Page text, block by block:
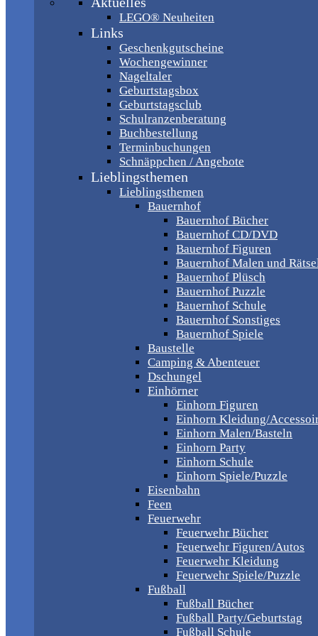
LEGO® Neuheiten
Links
Geschenkgutscheine
Wochengewinner
Nageltaler
Geburtstagsbox
Geburtstagsclub
Schulranzenberatung
Buchbestellung
Terminbuchungen
Schnäppchen / Angebote
Lieblingsthemen
Lieblingsthemen
Bauernhof
Bauernhof Bücher
Bauernhof CD/DVD
Bauernhof Figuren
Bauernhof Malen und
Bauernhof Plüsch
Bauernhof Puzzle
Bauernhof Schule
Bauernhof Sonstiges
Bauernhof Spiele
Baustelle
Camping & Abenteuer
Dschungel
Einhörner
Einhorn Figuren
Einhorn Kleidung/
Einhorn Malen/Basteln
Einhorn Party
Einhorn Schule
Einhorn Spiele/Puzzle
Eisenbahn
Feen
Feuerwehr
Feuerwehr Bücher
Feuerwehr Figuren/Autos
Feuerwehr Kleidung
Feuerwehr Spiele/Puzzle
Fußball
Fußball Bücher
Fußball Party/Geburtstag
Fußball Schule